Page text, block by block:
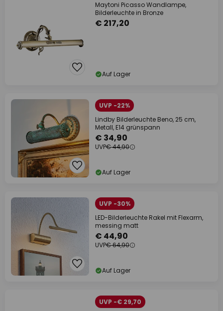
Maytoni Picasso Wandlampe,
Bilderleuchte in Bronze
€ 217,20
Auf Lager
UVP -22%
Lindby Bilderleuchte Beno, 25 cm,
Metall, E14 grünspann
€ 34,90
UVP€ 44,90
Auf Lager
UVP -30%
LED-Bilderleuchte Rakel mit Flexarm,
messing matt
€ 44,90
UVP€ 64,90
Auf Lager
UVP -€ 29,70